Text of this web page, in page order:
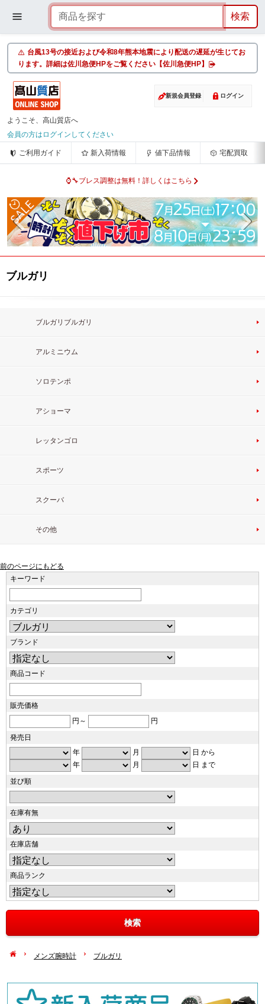
台風13号の接近および令和8年熊本地震により配送の遅延が生じてお
ります。詳細は佐川急便HPをご覧ください【佐川急便HP】
新規会員登録 ログイン
ようこそ、高山質店へ
会員の方はログインしてください
ご利用ガイド 新入荷情報 値下品情報 宅配買取
⌚🔧ブレス調整は無料！詳しくはこちら
ブルガリ
ブルガリブルガリ
アルミニウム
ソロテンポ
アショーマ
レッタンゴロ
スポーツ
スクーバ
その他
前のページにもどる
キーワード
カテゴリ
ブランド
商品コード
販売価格
円～
円
発売日
年
月
日 から
年
月
日 まで
並び順
在庫有無
在庫店舗
商品ランク
メンズ腕時計 ブルガリ